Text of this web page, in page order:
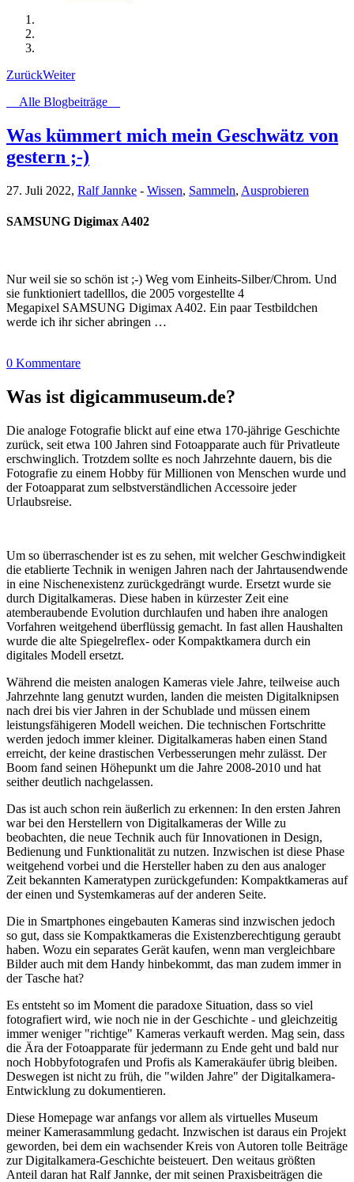
ZurückWeiter
Alle Blogbeiträge
Was kümmert mich mein Geschwätz von
gestern ;-)
27. Juli 2022, Ralf Jannke - Wissen, Sammeln, Ausprobieren
SAMSUNG Digimax A402
Nur weil sie so schön ist ;-) Weg vom Einheits-Silber/Chrom. Und
sie funktioniert tadelllos, die 2005 vorgestellte 4
Megapixel SAMSUNG Digimax A402. Ein paar Testbildchen
werde ich ihr sicher abringen …
0 Kommentare
Was ist digicammuseum.de?
Die analoge Fotografie blickt auf eine etwa 170-jährige Geschichte
zurück, seit etwa 100 Jahren sind Fotoapparate auch für Privatleute
erschwinglich. Trotzdem sollte es noch Jahrzehnte dauern, bis die
Fotografie zu einem Hobby für Millionen von Menschen wurde und
der Fotoapparat zum selbstverständlichen Accessoire jeder
Urlaubsreise.
Um so überraschender ist es zu sehen, mit welcher Geschwindigkeit
die etablierte Technik in wenigen Jahren nach der Jahrtausendwende
in eine Nischenexistenz zurückgedrängt wurde. Ersetzt wurde sie
durch Digitalkameras. Diese haben in kürzester Zeit eine
atemberaubende Evolution durchlaufen und haben ihre analogen
Vorfahren weitgehend überflüssig gemacht. In fast allen Haushalten
wurde die alte Spiegelreflex- oder Kompaktkamera durch ein
digitales Modell ersetzt.
Während die meisten analogen Kameras viele Jahre, teilweise auch
Jahrzehnte lang genutzt wurden, landen die meisten Digitalknipsen
nach drei bis vier Jahren in der Schublade und müssen einem
leistungsfähigeren Modell weichen. Die technischen Fortschritte
werden jedoch immer kleiner. Digitalkameras haben einen Stand
erreicht, der keine drastischen Verbesserungen mehr zulässt. Der
Boom fand seinen Höhepunkt um die Jahre 2008-2010 und hat
seither deutlich nachgelassen.
Das ist auch schon rein äußerlich zu erkennen: In den ersten Jahren
war bei den Herstellern von Digitalkameras der Wille zu
beobachten, die neue Technik auch für Innovationen in Design,
Bedienung und Funktionalität zu nutzen. Inzwischen ist diese Phase
weitgehend vorbei und die Hersteller haben zu den aus analoger
Zeit bekannten Kameratypen zurückgefunden: Kompaktkameras auf
der einen und Systemkameras auf der anderen Seite.
Die in Smartphones eingebauten Kameras sind inzwischen jedoch
so gut, dass sie Kompaktkameras die Existenzberechtigung geraubt
haben. Wozu ein separates Gerät kaufen, wenn man vergleichbare
Bilder auch mit dem Handy hinbekommt, das man zudem immer in
der Tasche hat?
Es entsteht so im Moment die paradoxe Situation, dass so viel
fotografiert wird, wie noch nie in der Geschichte - und gleichzeitig
immer weniger "richtige" Kameras verkauft werden. Mag sein, dass
die Ära der Fotoapparate für jedermann zu Ende geht und bald nur
noch Hobbyfotografen und Profis als Kamerakäufer übrig bleiben.
Deswegen ist nicht zu früh, die "wilden Jahre" der Digitalkamera-
Entwicklung zu dokumentieren.
Diese Homepage war anfangs vor allem als virtuelles Museum
meiner Kamerasammlung gedacht. Inzwischen ist daraus ein Projekt
geworden, bei dem ein wachsender Kreis von Autoren tolle Beiträge
zur Digitalkamera-Geschichte beisteuert. Den weitaus größten
Anteil daran hat Ralf Jannke, der mit seinen Praxisbeiträgen die